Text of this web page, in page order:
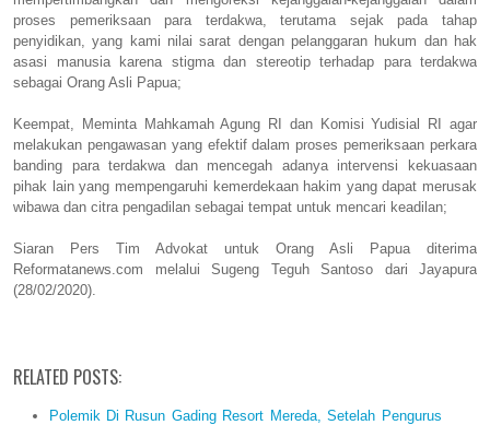
proses pemeriksaan para terdakwa, terutama sejak pada tahap
penyidikan, yang kami nilai sarat dengan pelanggaran hukum dan hak
asasi manusia karena stigma dan stereotip terhadap para terdakwa
sebagai Orang Asli Papua;
Keempat, Meminta Mahkamah Agung RI dan Komisi Yudisial RI agar
melakukan pengawasan yang efektif dalam proses pemeriksaan perkara
banding para terdakwa dan mencegah adanya intervensi kekuasaan
pihak lain yang mempengaruhi kemerdekaan hakim yang dapat merusak
wibawa dan citra pengadilan sebagai tempat untuk mencari keadilan;
Siaran Pers Tim Advokat untuk Orang Asli Papua diterima
Reformatanews.com melalui Sugeng Teguh Santoso dari Jayapura
(28/02/2020).
RELATED POSTS:
Polemik Di Rusun Gading Resort Mereda, Setelah Pengurus